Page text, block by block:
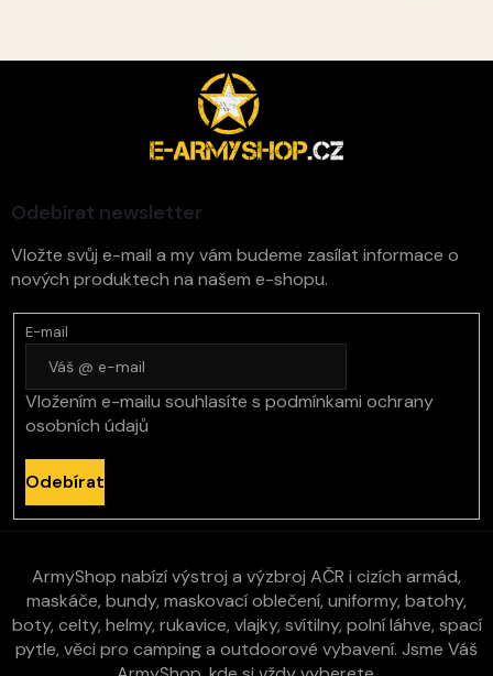
Odebírat newsletter
Vložte svůj e-mail a my vám budeme zasílat informace o
nových produktech na našem e-shopu.
E-mail
Vložením e-mailu souhlasíte s podmínkami ochrany
osobních údajů
Odebírat
ArmyShop nabízí výstroj a výzbroj AČR i cizích armád,
maskáče, bundy, maskovací oblečení, uniformy, batohy,
boty, celty, helmy, rukavice, vlajky, svítilny, polní láhve, spací
pytle, věci pro camping a outdoorové vybavení. Jsme Váš